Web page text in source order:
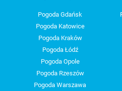
Pogoda Gdańsk
Pogoda Katowice
Pogoda Kraków
Pogoda Łódź
Pogoda Opole
Pogoda Rzeszów
Pogoda Warszawa